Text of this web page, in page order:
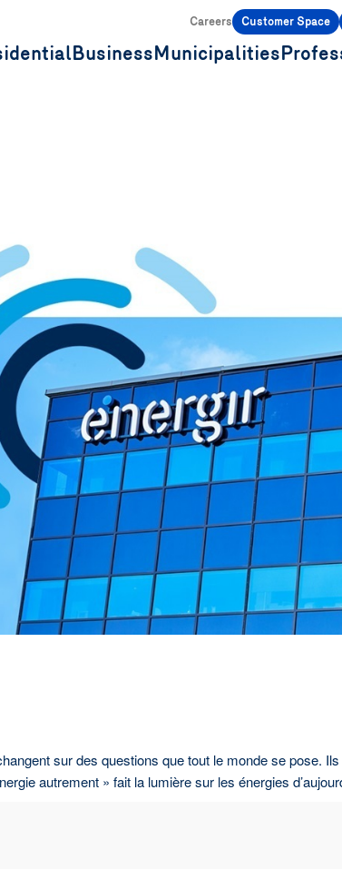
Careers Customer Space
BusinessMunicipalities
sur des questions que tout le monde se pose.
autrement » fait la lumière sur les énergies